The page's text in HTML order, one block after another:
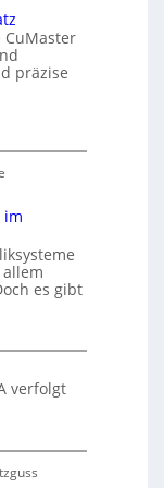
präzise
im
es gibt
verfolgt